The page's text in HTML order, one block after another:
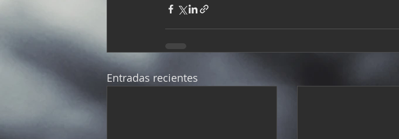
Entradas recientes